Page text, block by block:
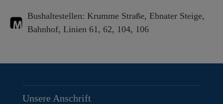
Bushaltestellen: Krumme Straße, Ebnater Steige,
Bahnhof, Linien 61, 62, 104, 106
Unsere Anschrift